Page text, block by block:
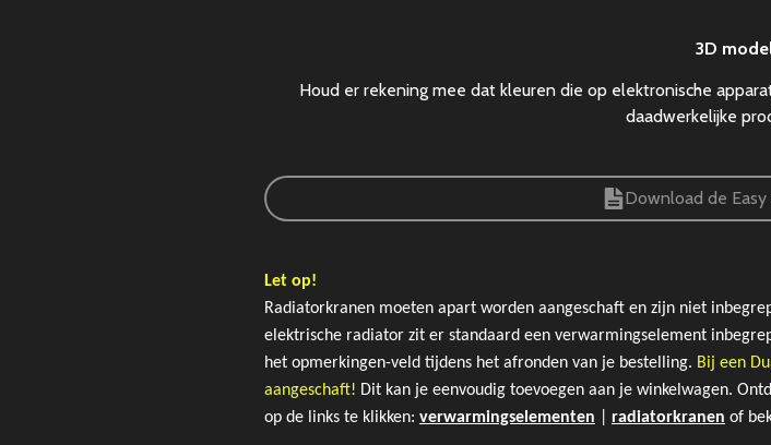
3D
Houd er rekening mee dat kleuren die op elektronische
daadwerkelijke
Download de
Let op!
Radiatorkranen moeten apart worden aangeschaft en zijn niet
elektrische radiator zit er standaard een verwarmingselement
het opmerkingen-veld tijdens het afronden van je bestelling. Bij een
aangeschaft! Dit kan je eenvoudig toevoegen aan je winkelwagen.
op de links te klikken: verwarmingselementen radiatorkranen of